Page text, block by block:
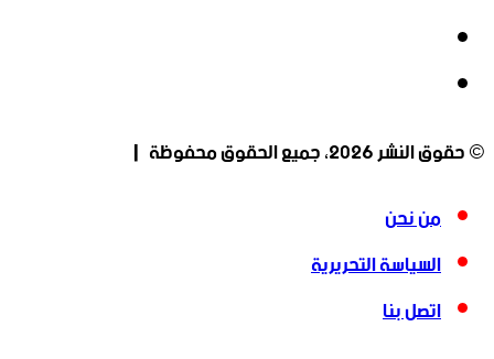
© حقوق النشر 2026، جميع الحقوق محفوظة |
من نحن
السياسة التحريرية
اتصل بنا